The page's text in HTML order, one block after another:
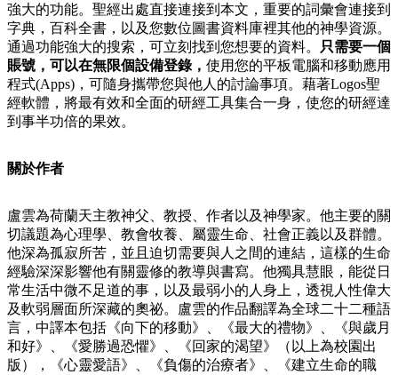
強大的功能。聖經出處直接連接到本文，重要的詞彙會連接到
字典，百科全書，以及您數位圖書資料庫裡其他的神學資源。
通過功能強大的搜索，可立刻找到您想要的資料。
只需要一個
賬號，可以在無限個設備登錄， 使用您的平板電腦和移動應用
程式(Apps)，可隨身攜帶您與他人的討論事項。藉著Logos聖
經軟體，將最有效和全面的研經工具集合一身，使您的研經達
到事半功倍的果效。
關於作者
盧雲為荷蘭天主教神父、教授、作者以及神學家。他主要的關
切議題為心理學、教會牧養、屬靈生命、社會正義以及群體。
他深為孤寂所苦，並且迫切需要與人之間的連結，這樣的生命
經驗深深影響他有關靈修的教導與書寫。他獨具慧眼，能從日
常生活中微不足道的事，以及最弱小的人身上，透視人性偉大
及軟弱層面所深藏的奧祕。盧雲的作品翻譯為全球二十二種語
言，中譯本包括《向下的移動》、《最大的禮物》、《與歲月
和好》、《愛勝過恐懼》、《回家的渴望》（以上為校園出
版），《心靈愛語》、《負傷的治療者》、《建立生命的職